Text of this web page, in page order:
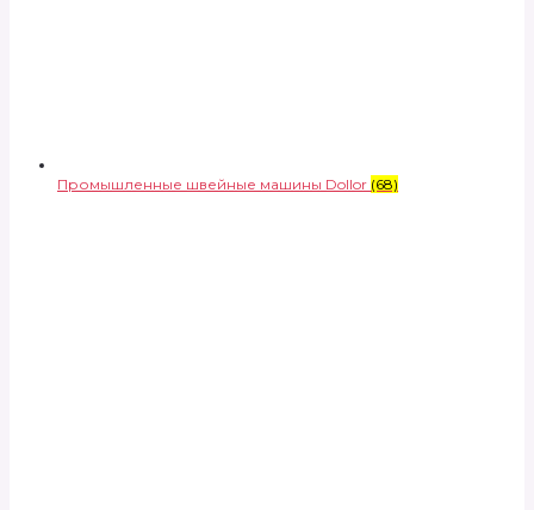
Промышленные швейные машины Dollor (68)